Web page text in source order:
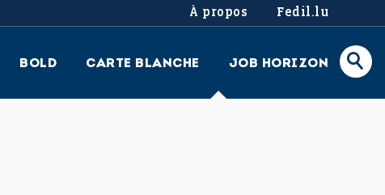
À propos Fedil.lu
BOLD CARTE BLANCHE JOB HORIZON